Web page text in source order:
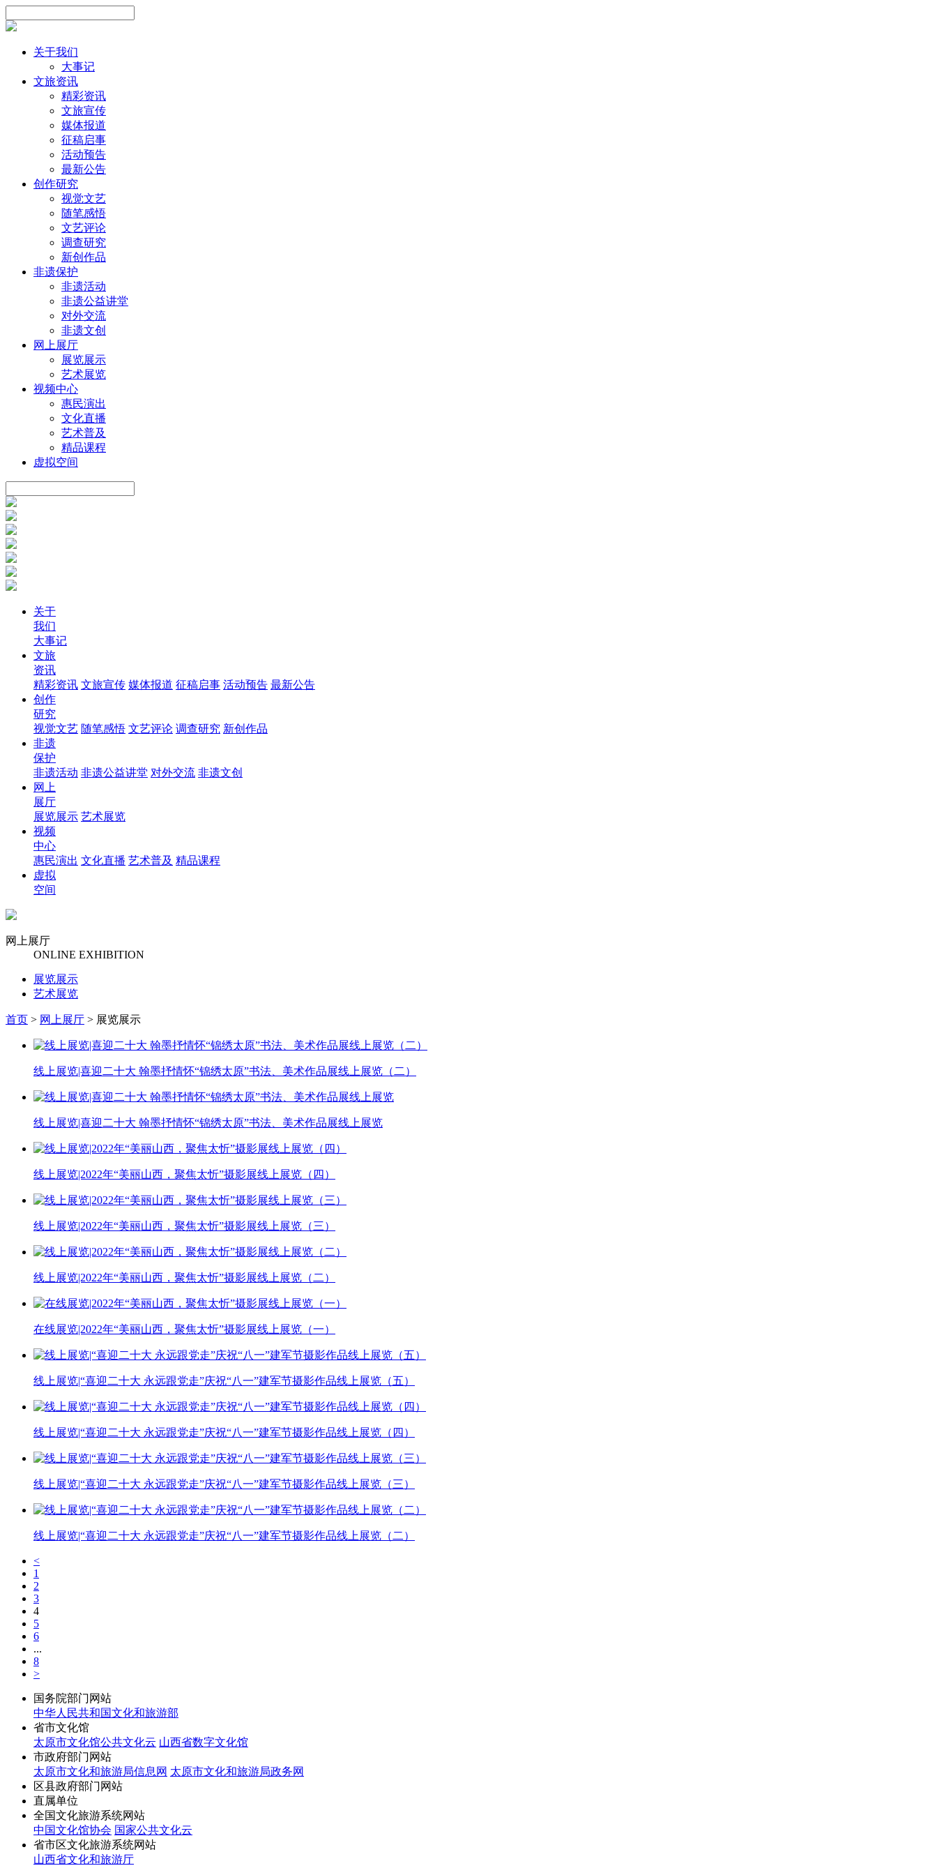
关于我们
大事记
文旅资讯
精彩资讯
文旅宣传
媒体报道
征稿启事
活动预告
最新公告
创作研究
视觉文艺
随笔感悟
文艺评论
调查研究
新创作品
非遗保护
非遗活动
非遗公益讲堂
对外交流
非遗文创
网上展厅
展览展示
艺术展览
视频中心
惠民演出
文化直播
艺术普及
精品课程
虚拟空间
关于
我们
大事记
文旅
资讯
精彩资讯 文旅宣传 媒体报道 征稿启事 活动预告 最新公告
创作
研究
视觉文艺 随笔感悟 文艺评论 调查研究 新创作品
非遗
保护
非遗活动 非遗公益讲堂 对外交流 非遗文创
网上
展厅
展览展示 艺术展览
视频
中心
惠民演出 文化直播 艺术普及 精品课程
虚拟
空间
网上展厅
ONLINE EXHIBITION
展览展示
艺术展览
首页 > 网上展厅 > 展览展示
线上展览|喜迎二十大 翰墨抒情怀“锦绣太原”书法、美术作品展线上展览（二）
线上展览|喜迎二十大 翰墨抒情怀“锦绣太原”书法、美术作品展线上展览
线上展览|2022年“美丽山西，聚焦太忻”摄影展线上展览（四）
线上展览|2022年“美丽山西，聚焦太忻”摄影展线上展览（三）
线上展览|2022年“美丽山西，聚焦太忻”摄影展线上展览（二）
在线展览|2022年“美丽山西，聚焦太忻”摄影展线上展览（一）
线上展览|“喜迎二十大 永远跟党走”庆祝“八一”建军节摄影作品线上展览（五）
线上展览|“喜迎二十大 永远跟党走”庆祝“八一”建军节摄影作品线上展览（四）
线上展览|“喜迎二十大 永远跟党走”庆祝“八一”建军节摄影作品线上展览（三）
线上展览|“喜迎二十大 永远跟党走”庆祝“八一”建军节摄影作品线上展览（二）
<
1
2
3
4
5
6
...
8
>
国务院部门网站
中华人民共和国文化和旅游部
省市文化馆
太原市文化馆公共文化云 山西省数字文化馆
市政府部门网站
太原市文化和旅游局信息网 太原市文化和旅游局政务网
区县政府部门网站
直属单位
全国文化旅游系统网站
中国文化馆协会 国家公共文化云
省市区文化旅游系统网站
山西省文化和旅游厅